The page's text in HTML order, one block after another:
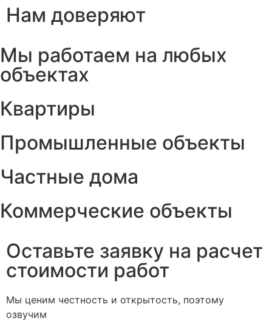
Нам доверяют
Мы работаем на любых
объектах
Квартиры
Промышленные объекты
Частные дома
Коммерческие объекты
Оставьте заявку на расчет
стоимости работ
Мы ценим честность и открытость, поэтому
озвучим